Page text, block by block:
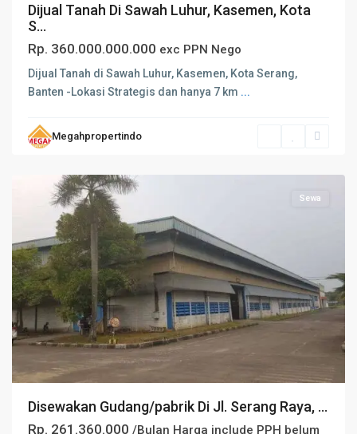
Dijual Tanah Di Sawah Luhur, Kasemen, Kota
S...
Rp. 360.000.000.000 exc PPN Nego
Dijual Tanah di Sawah Luhur, Kasemen, Kota Serang,
Banten -Lokasi Strategis dan hanya 7 km ...
Megahpropertindo
Sewa
Disewakan Gudang/pabrik Di Jl. Serang Raya, ...
Rp. 261.360.000 /Bulan Harga include PPH belum